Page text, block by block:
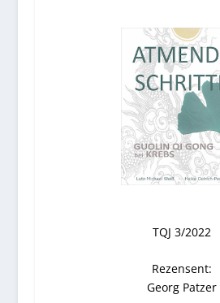
TQJ 3/2022
Rezensent:
Georg Patzer